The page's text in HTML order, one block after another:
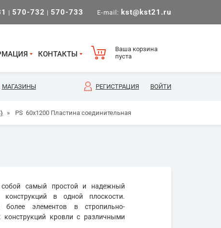
| 570-732 | 570-733 E-mail: kst@kst21.ru
КОНТАКТЫ
Ваша корзина
пуста
МАГАЗИНЫ РЕГИСТРАЦИЯ ВОЙТИ
» PS 60х1200 Пластина соединительная
собой самый простой и надежный
в одной плоскости.
элементов в стропильно-
конструкций кровли с различными